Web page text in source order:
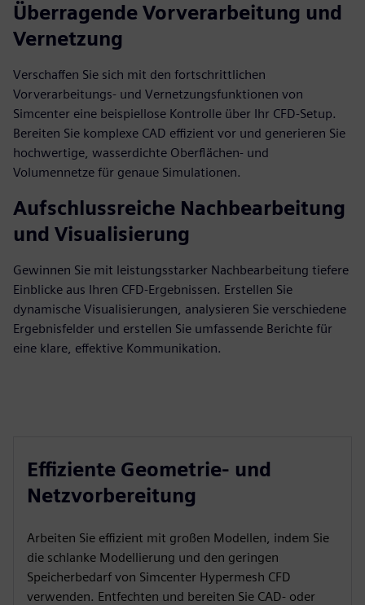
Überragende Vorverarbeitung und
Vernetzung
Verschaffen Sie sich mit den fortschrittlichen
Vorverarbeitungs- und Vernetzungsfunktionen von
Simcenter eine beispiellose Kontrolle über Ihr CFD-Setup.
Bereiten Sie komplexe CAD effizient vor und generieren Sie
hochwertige, wasserdichte Oberflächen- und
Volumennetze für genaue Simulationen.
Aufschlussreiche Nachbearbeitung
und Visualisierung
Gewinnen Sie mit leistungsstarker Nachbearbeitung tiefere
Einblicke aus Ihren CFD-Ergebnissen. Erstellen Sie
dynamische Visualisierungen, analysieren Sie verschiedene
Ergebnisfelder und erstellen Sie umfassende Berichte für
eine klare, effektive Kommunikation.
Effiziente Geometrie- und
Netzvorbereitung
Arbeiten Sie effizient mit großen Modellen, indem Sie
die schlanke Modellierung und den geringen
Speicherbedarf von Simcenter Hypermesh CFD
verwenden. Entfechten und bereiten Sie CAD- oder